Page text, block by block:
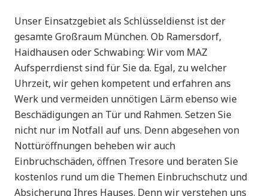
Unser Einsatzgebiet als Schlüsseldienst ist der
gesamte Großraum München. Ob Ramersdorf,
Haidhausen oder Schwabing: Wir vom MAZ
Aufsperrdienst sind für Sie da. Egal, zu welcher
Uhrzeit, wir gehen kompetent und erfahren ans
Werk und vermeiden unnötigen Lärm ebenso wie
Beschädigungen an Tür und Rahmen. Setzen Sie
nicht nur im Notfall auf uns. Denn abgesehen von
Nottüröffnungen beheben wir auch
Einbruchschäden, öffnen Tresore und beraten Sie
kostenlos rund um die Themen Einbruchschutz und
Absicherung Ihres Hauses. Denn wir verstehen uns